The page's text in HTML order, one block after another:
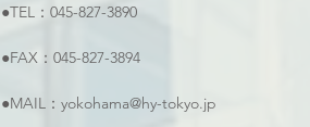
●TEL：045-827-3890
●FAX：045-827-3894
●MAIL：yokohama@hy-tokyo.jp